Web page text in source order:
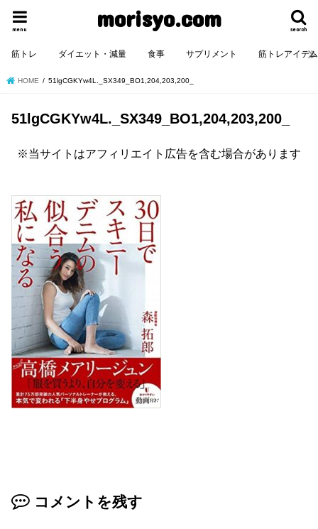
morisyo.com search
menu
筋トレ ダイエット・減量 食事 サプリメント 筋トレアイテム
HOME 51lgCGKYw4L._SX349_BO1,204,203,200_
51lgCGKYw4L._SX349_BO1,204,203,200_
※当サイトはアフィリエイト広告を含む場合があります
コメントを残す